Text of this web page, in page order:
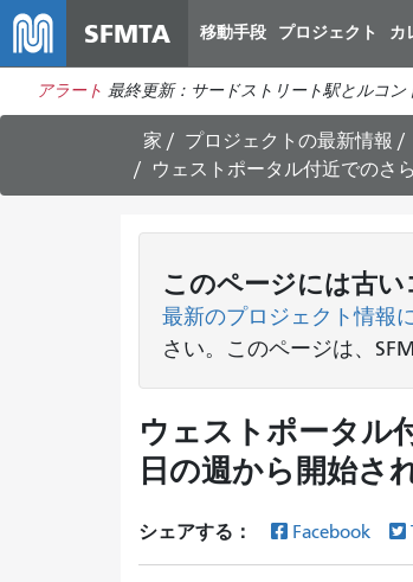
SFMTA 移動手段 プロジェクト カ
アラート 最終更新：サードストリート駅とルコ
家 プロジェクトの最新情報
ウェストポータル付近でのさ
このページには古
最新のプロジェクト情報
さい。このページは、
ウェストポータル
日の週から開始さ
シェアする： Facebook